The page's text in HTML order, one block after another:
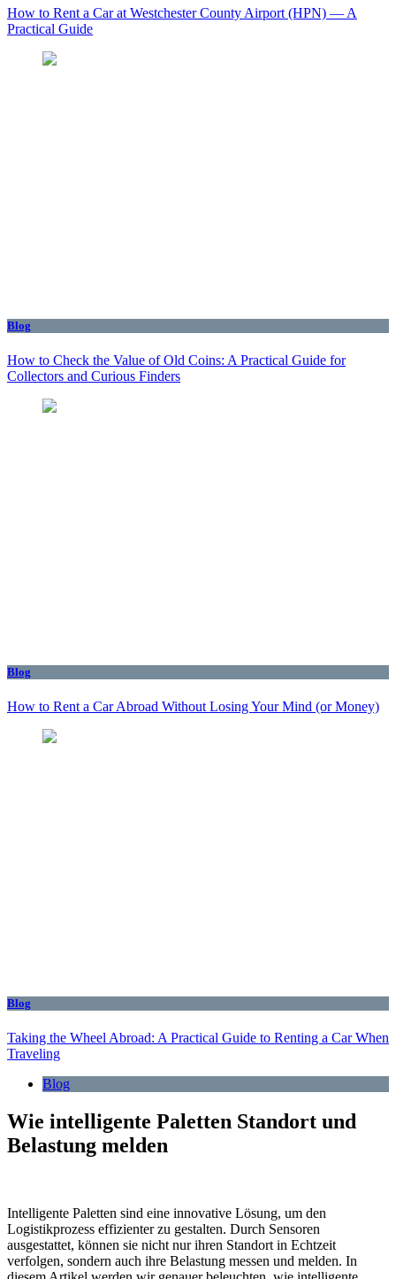
How to Rent a Car at Westchester County Airport (HPN) — A
Practical Guide
Blog
How to Check the Value of Old Coins: A Practical Guide for
Collectors and Curious Finders
Blog
How to Rent a Car Abroad Without Losing Your Mind (or Money)
Blog
Taking the Wheel Abroad: A Practical Guide to Renting a Car When
Traveling
Blog
Wie intelligente Paletten Standort und
Belastung melden
Intelligente Paletten sind eine innovative Lösung, um den
Logistikprozess effizienter zu gestalten. Durch Sensoren
ausgestattet, können sie nicht nur ihren Standort in Echtzeit
verfolgen, sondern auch ihre Belastung messen und melden. In